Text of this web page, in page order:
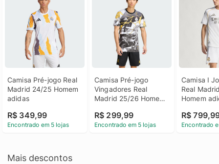
Camisa Pré-jogo Real
Madrid 24/25 Homem
adidas
R$ 349,99
Encontrado em 5 lojas
Camisa Pré-jogo
Vingadores Real
Madrid 25/26 Homem
R$ 299,99
Encontrado em 5 lojas
Camisa I
Real
Homem
R$
Encontrado
Mais descontos